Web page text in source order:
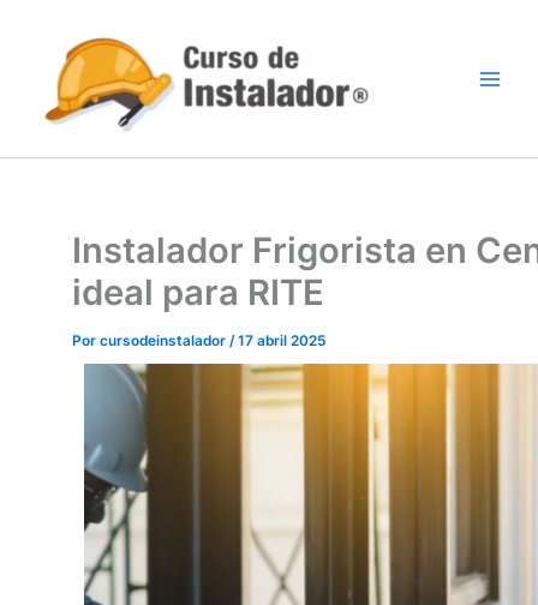
contenido
Instalador Frigorista en
ideal para RITE
Por cursodeinstalador /17 abril 2025